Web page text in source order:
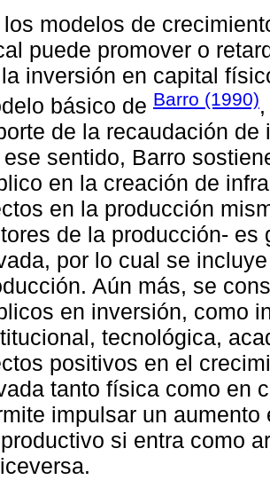
los modelos de
puede promover o
inversión en capital
básico de Barro (1990)
de la recaudación
ese sentido, Barro
en la creación de
en la producción
de la producción- es
por lo cual se
Aún más, se
en inversión, como
tecnológica,
positivos en el
tanto física como en
impulsar un
si entra como